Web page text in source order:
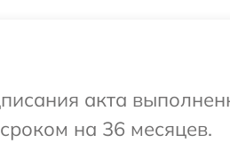
акта
на 36 месяцев.